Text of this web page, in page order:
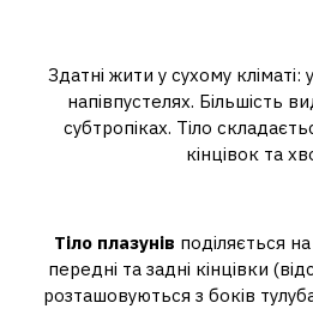
Здатні жити у сухому кліматі:
напівпустелях. Більшість
субтропіках. Тіло
кінцівок та
Тіло плазунів поділяється
передні та задні кінцівки
розташовуються з боків